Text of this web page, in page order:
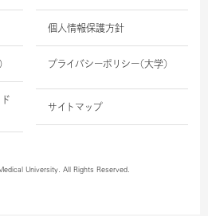
個人情報保護方針
プライバシーポリシー（大学）
サイトマップ
University. All Rights Reserved.